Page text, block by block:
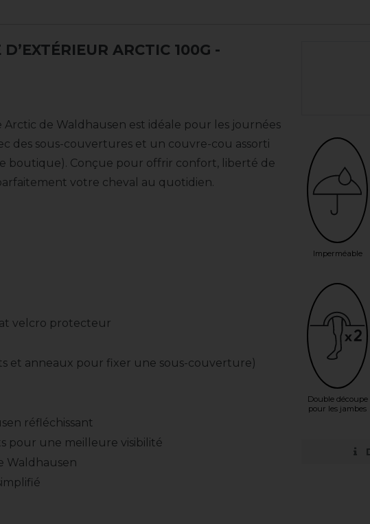
ARCTIC 100G -
de Waldhausen est idéale pour les journées
des sous-couvertures et un couvre-cou assorti
boutique). Conçue pour offrir confort, liberté de
votre cheval au quotidien.
velcro protecteur
et anneaux pour fixer une sous-couverture)
réfléchissant
pour une meilleure visibilité
Waldhausen
Imperméable
Double découpe
pour les jambes